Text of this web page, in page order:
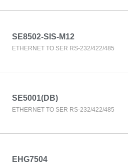
SE8502-SIS-M12
ETHERNET TO SER RS-232/422/485
SE5001(DB)
ETHERNET TO SER RS-232/422/485
EHG7504